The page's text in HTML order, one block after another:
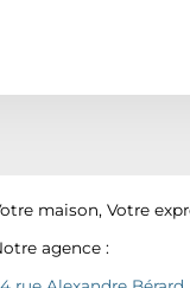
maison, Votre
agence :